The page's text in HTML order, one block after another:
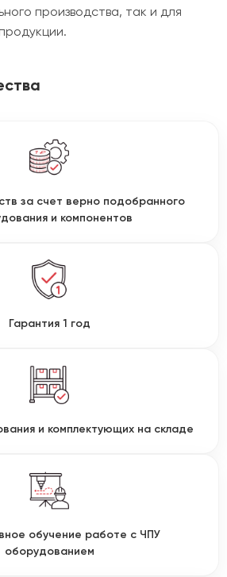
производства, так и для
за счет верно подобранного
и компонентов
Гарантия 1 год
и комплектующих на складе
обучение работе с ЧПУ
оборудованием